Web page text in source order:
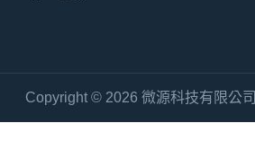
Copyright © 2026 微源科技有限公